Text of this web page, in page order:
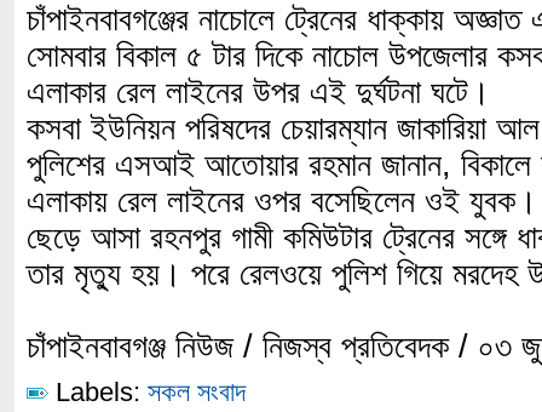
চাঁপাইনবাবগঞ্জের নাচোলে ট্রেনের ধাক্কায়
সোমবার বিকাল ৫ টার দিকে নাচোল উপজেলার
এলাকার রেল লাইনের উপর এই দুর্ঘটনা ঘটে।
কসবা ইউনিয়ন পরিষদের চেয়ারম্যান জাকারিয়া
পুলিশের এসআই আতোয়ার রহমান জানান, বিকালে
এলাকায় রেল লাইনের ওপর বসেছিলেন ওই
ছেড়ে আসা রহনপুর গামী কমিউটার ট্রেনের সঙ্গে
তার মৃত্যু হয়। পরে রেলওয়ে পুলিশ গিয়ে মরদেহ
চাঁপাইনবাবগঞ্জ নিউজ / নিজস্ব প্রতিবেদক / ০৩
Labels: সকল সংবাদ